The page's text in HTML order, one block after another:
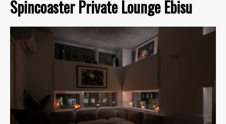
Spincoaster Private Lounge Ebisu